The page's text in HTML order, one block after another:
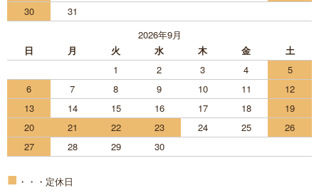
30
31
2026年9月
日
月 火 水 木 金
土
1
2 3 4
5
6
7 8 9 10 11
12
13
14 15 16 17 18
19
20
21 22 23 24 25
26
27
28 29 30
■ ・・・定休日